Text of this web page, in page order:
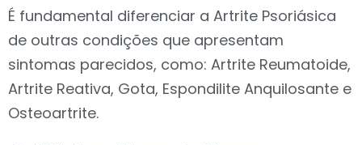
É fundamental diferenciar a Artrite Psoriásica
de outras condições que apresentam
sintomas parecidos, como: Artrite Reumatoide,
Artrite Reativa, Gota, Espondilite Anquilosante e
Osteoartrite.